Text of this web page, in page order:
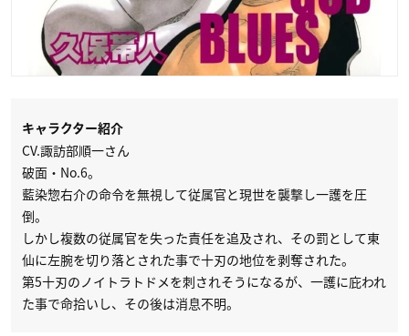
キャラクター紹介
CV.諏訪部順一さん
破面・No.6。
藍染惣右介の命令を無視して従属官と現世を襲撃し一護を圧
倒。
しかし複数の従属官を失った責任を追及され、その罰として東
仙に左腕を切り落とされた事で十刃の地位を剥奪された。
第5十刃のノイトラトドメを刺されそうになるが、一護に庇われ
た事で命拾いし、その後は消息不明。